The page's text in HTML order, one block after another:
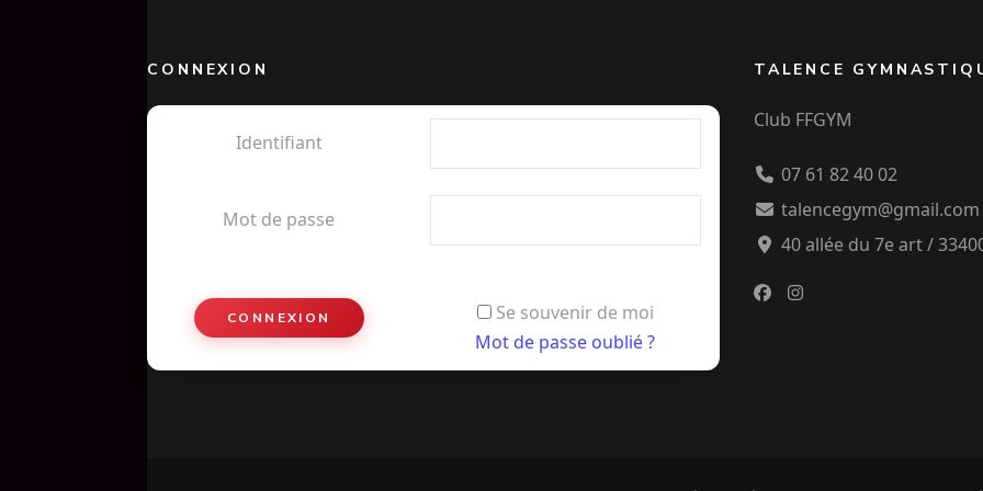
CONNEXION
Identifiant
Mot de passe
Se souvenir de moi
Mot de passe oublié ?
TALENCE
Club FFGYM
07 61 82 40 02
talencegym@gmail.com
40 allée du 7e art /